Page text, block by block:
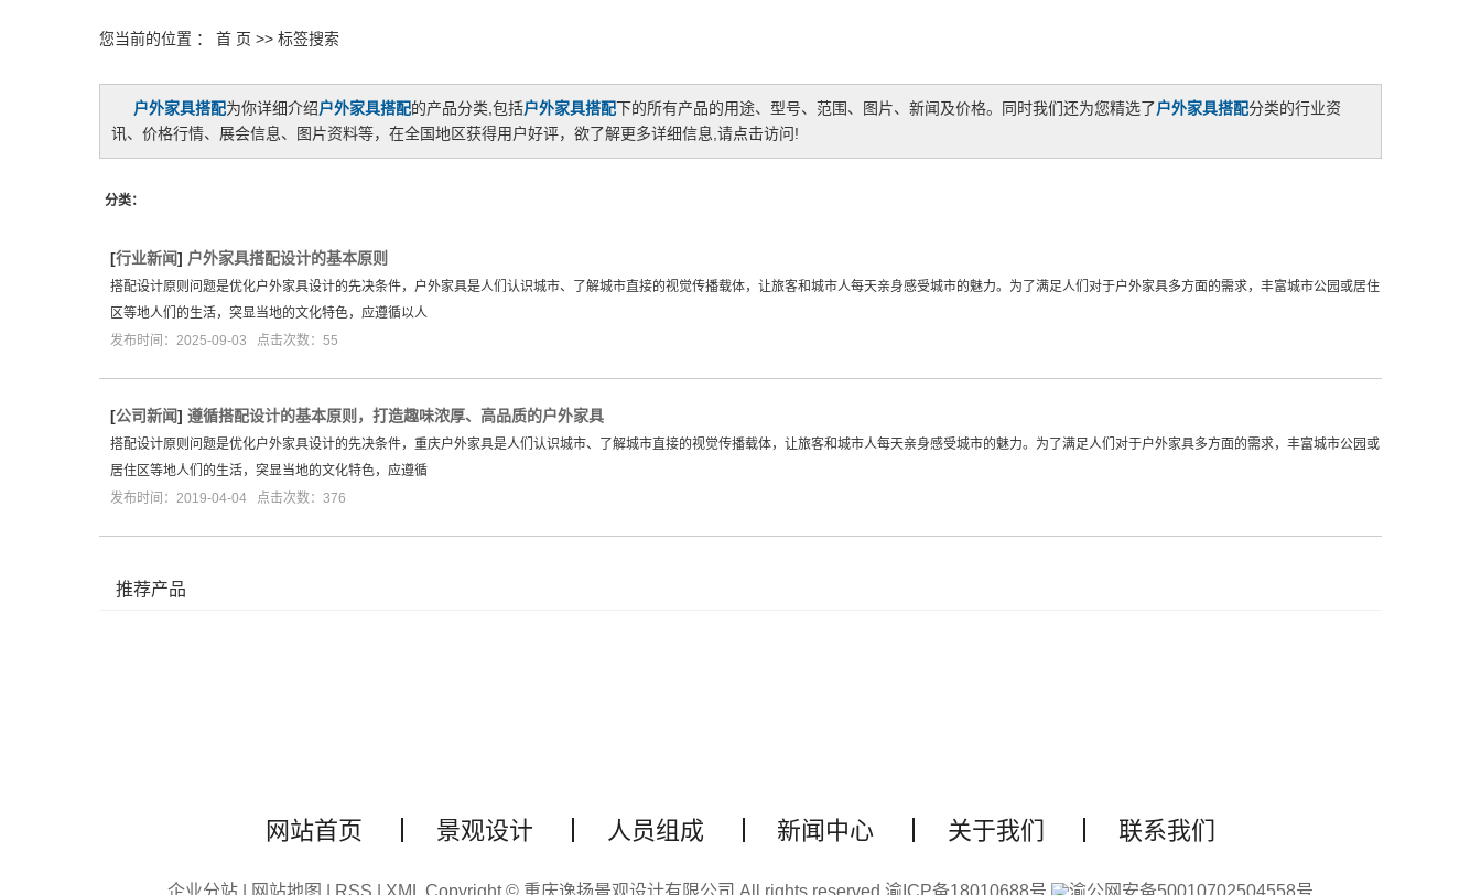
您当前的位置 ： 首 页 >> 标签搜索
户外家具搭配为你详细介绍户外家具搭配的产品分类,包括户外家具搭配下的所有产品的用途、型号、范围、图片、新闻及价格。同时我们还为您精选了户外家具搭配分类的行业资
讯、价格行情、展会信息、图片资料等，在全国地区获得用户好评，欲了解更多详细信息,请点击访问!
分类：
[行业新闻] 户外家具搭配设计的基本原则
搭配设计原则问题是优化户外家具设计的先决条件，户外家具是人们认识城市、了解城市直接的视觉传播载体，让旅客和城市人每天亲身感受城市的魅力。为了满足人们对于户外家具多方面的需求，丰富城市公园或居住
区等地人们的生活，突显当地的文化特色，应遵循以人
发布时间：2025-09-03 点击次数：55
[公司新闻] 遵循搭配设计的基本原则，打造趣味浓厚、高品质的户外家具
搭配设计原则问题是优化户外家具设计的先决条件，重庆户外家具是人们认识城市、了解城市直接的视觉传播载体，让旅客和城市人每天亲身感受城市的魅力。为了满足人们对于户外家具多方面的需求，丰富城市公园或
居住区等地人们的生活，突显当地的文化特色，应遵循
发布时间：2019-04-04 点击次数：376
推荐产品
网站首页 景观设计 人员组成 新闻中心 关于我们 联系我们
企业分站 网站地图 RSS XML Copyright © 重庆逸扬景观设计有限公司 All rights reserved 渝ICP备18010688号 渝公网安备50010702504558号